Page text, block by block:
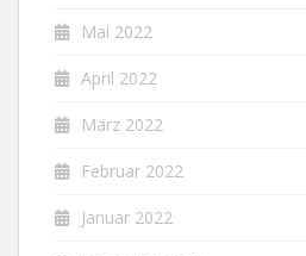
Mai 2022
April 2022
März 2022
Februar 2022
Januar 2022